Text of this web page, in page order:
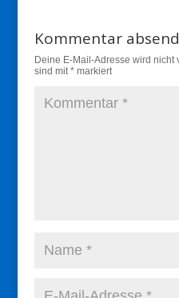
Kommentar
Deine E-Mail-Adresse wird nicht
sind mit*markiert